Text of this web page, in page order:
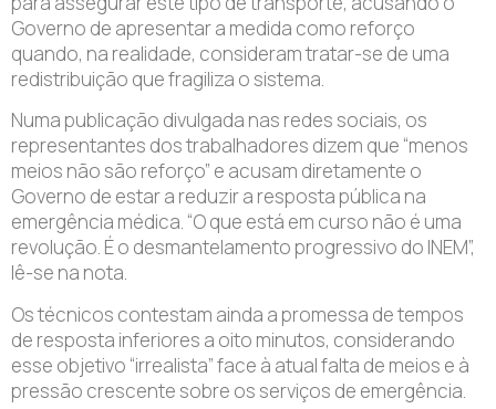
Governo de apresentar a medida como reforço
quando, na realidade, consideram tratar-se de uma
redistribuição que fragiliza o sistema.
Numa publicação divulgada nas redes sociais, os
representantes dos trabalhadores dizem que “menos
meios não são reforço” e acusam diretamente o
Governo de estar a reduzir a resposta pública na
emergência médica. “O que está em curso não é uma
revolução. É o desmantelamento progressivo do INEM”,
lê-se na nota.
Os técnicos contestam ainda a promessa de tempos
de resposta inferiores a oito minutos, considerando
esse objetivo “irrealista” face à atual falta de meios e à
pressão crescente sobre os serviços de emergência.